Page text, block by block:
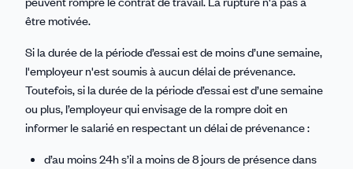
être motivée.
Si la durée de la période d’essai est de moins d’une semaine,
l'employeur n'est soumis à aucun délai de prévenance.
Toutefois, si la durée de la période d’essai est d’une semaine
ou plus, l’employeur qui envisage de la rompre doit en
informer le salarié en respectant un délai de prévenance :
d’au moins 24h s’il a moins de 8 jours de présence dans